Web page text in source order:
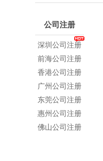
公司注册
深圳公司注册
前海公司注册
香港公司注册
广州公司注册
东莞公司注册
惠州公司注册
佛山公司注册